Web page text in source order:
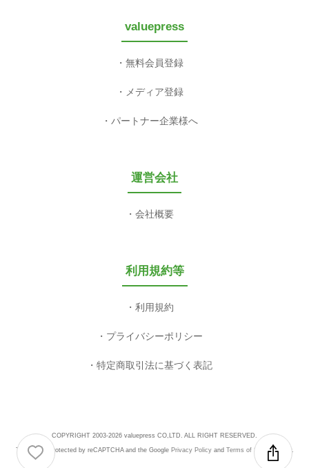
valuepress
無料会員登録
メディア登録
パートナー企業様へ
運営会社
会社概要
利用規約等
利用規約
プライバシーポリシー
特定商取引法に基づく表記
COPYRIGHT 2003-2026 valuepress CO,LTD. ALL RIGHT RESERVED.
This site is protected by reCAPTCHA and the Google Privacy Policyand Terms of Serviceapply.